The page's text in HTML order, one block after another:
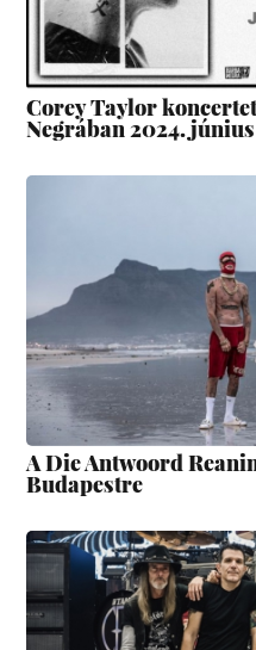
Corey Taylor
Negrában 2024.
A Die Antwoord
Budapestre